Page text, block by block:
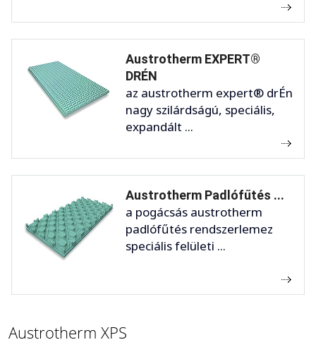
Austrotherm EXPERT®
DRÉN
az austrotherm expert® drÉn
nagy szilárdságú, speciális,
expandált ...
Austrotherm Padlófűtés ...
a pogácsás austrotherm
padlófűtés rendszerlemez
speciális felületi ...
Austrotherm XPS